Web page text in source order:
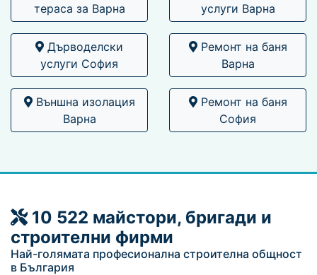
тераса за Варна
услуги Варна
Дърводелски
услуги София
Ремонт на баня
Варна
Външна изолация
Варна
Ремонт на баня
София
10 522 майстори, бригади и
строителни фирми
Най-голямата професионална строителна общност
в България